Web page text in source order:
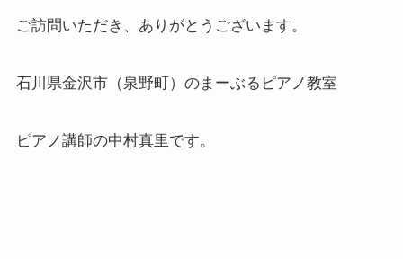
ご訪問いただき、ありがとうございます。
石川県金沢市（泉野町）のまーぶるピアノ教室
ピアノ講師の中村真里です。